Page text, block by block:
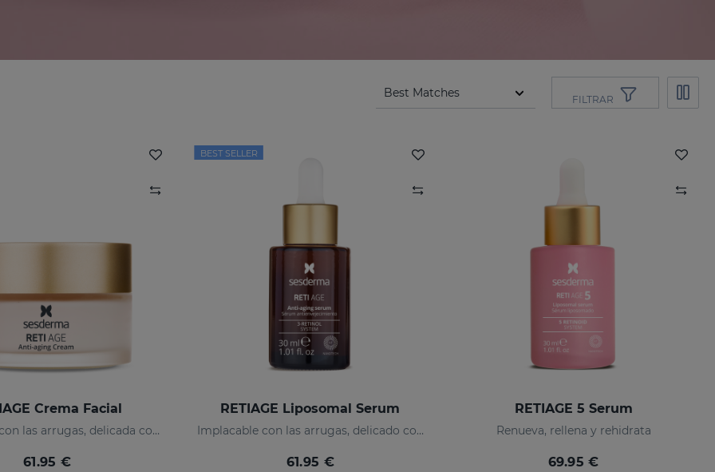
FILTRAR
Crema Facial
Implacable con las arrugas, delicada con tu piel
61.95 €
BEST SELLER
RETIAGE Liposomal Serum
Implacable con las arrugas, delicado con tu piel
61.95 €
RETIAGE 5 Serum
Renueva, rellena y rehidrata
69.95 €